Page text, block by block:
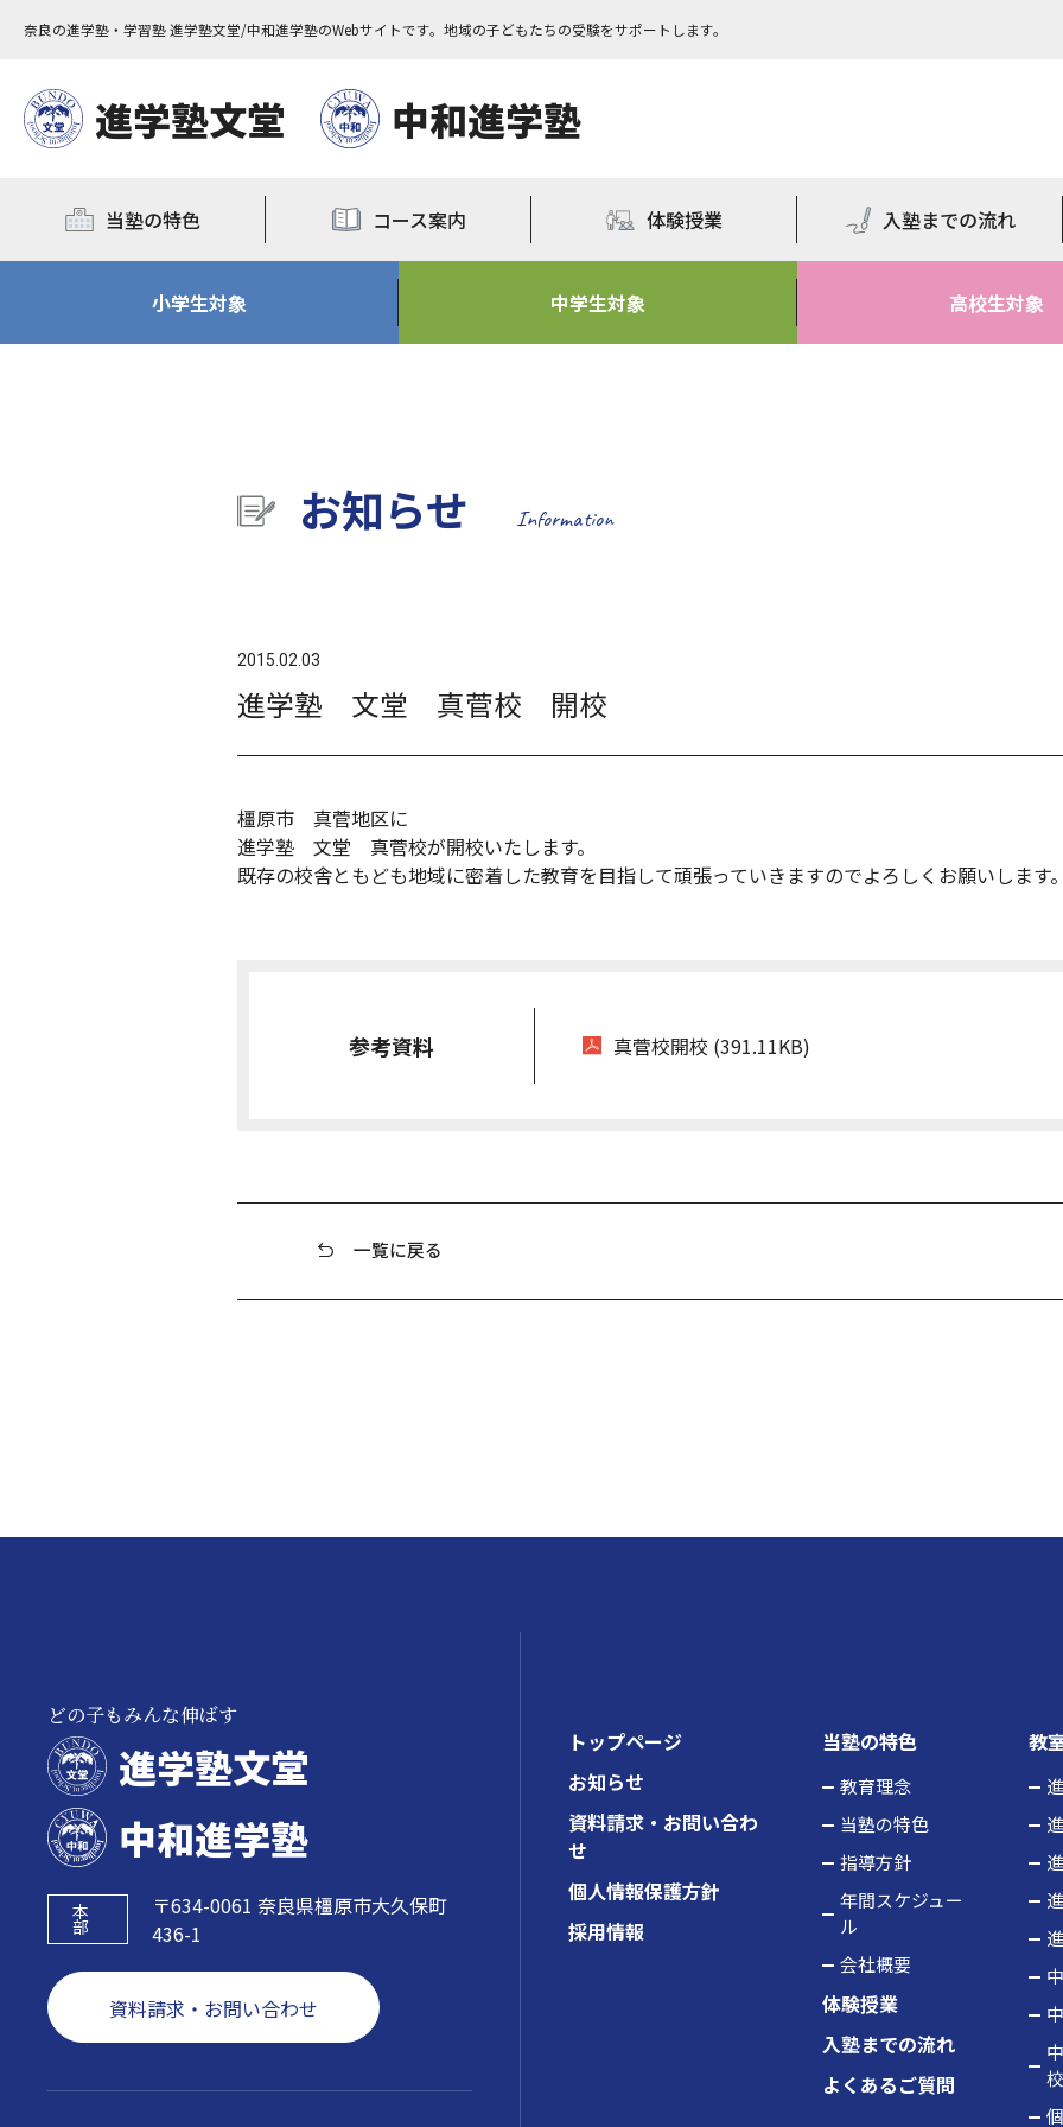
奈良の進学塾・学習塾 進学塾文堂/中和進学塾のWebサイトです。地域の子どもたちの受験をサポートします。
進学塾文堂 中和進学塾
当塾の特色 コース案内 体験授業 入塾までの流れ
小学生対象 中学生対象 高校生対象
お知らせ Information
2015.02.03
進学塾 文堂 真菅校 開校
橿原市 真菅地区に
進学塾 文堂 真菅校が開校いたします。
既存の校舎ともども地域に密着した教育を目指して頑張っていきますのでよろしくお願いします。
参考資料 真菅校開校 (391.11KB)
一覧に戻る
どの子もみんな伸ばす
進学塾文堂
中和進学塾
本
部
〒634-0061 奈良県橿原市大久保町
436-1
資料請求・お問い合わせ
トップページ
お知らせ
資料請求・お問い合わ
せ
個人情報保護方針
採用情報
当塾の特色
教育理念
当塾の特色
指導方針
年間スケジュー
ル
会社概要
体験授業
入塾までの流れ
よくあるご質問
教
校